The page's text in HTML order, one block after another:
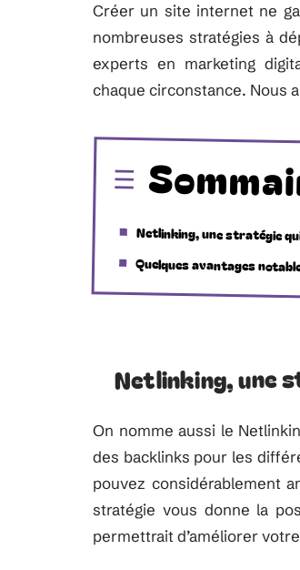
Créer un site internet ne
nombreuses stratégies à
experts en marketing
chaque circonstance. Nous
Netlinking, une stratégie
Quelques avantages
Netlinking, une
On nomme aussi le
des backlinks pour les
pouvez considérablement
stratégie vous donne la
permettrait d’améliorer